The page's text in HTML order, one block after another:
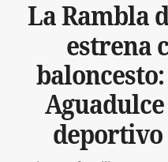
La Rambla
estrena